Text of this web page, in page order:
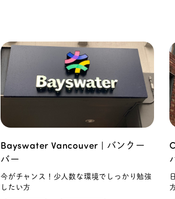
Bayswater Vancouver | バンクー
バー
今がチャンス！少人数な環境でしっかり勉強
したい方